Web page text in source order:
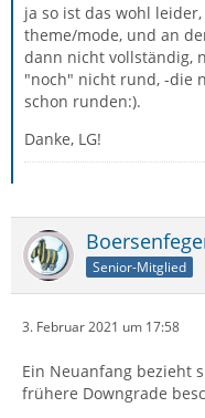
ja so ist das wohl
theme/mode, und an
dann nicht vollständig,
"noch" nicht rund, -die
schon runden:).
Danke, LG!
Senior-Mitglied
3. Februar 2021 um 17:58
Ein Neuanfang bezieht
frühere Downgrade